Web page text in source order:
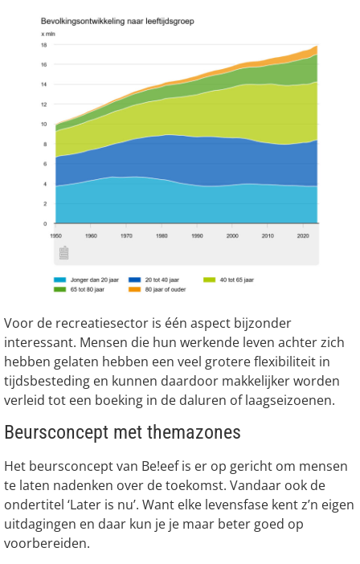
Voor de recreatiesector is één aspect bijzonder
interessant. Mensen die hun werkende leven achter zich
hebben gelaten hebben een veel grotere flexibiliteit in
tijdsbesteding en kunnen daardoor makkelijker worden
verleid tot een boeking in de daluren of laagseizoenen.
Beursconcept met themazones
Het beursconcept van Be!eef is er op gericht om mensen
te laten nadenken over de toekomst. Vandaar ook de
ondertitel ‘Later is nu’. Want elke levensfase kent z’n eigen
uitdagingen en daar kun je je maar beter goed op
voorbereiden.